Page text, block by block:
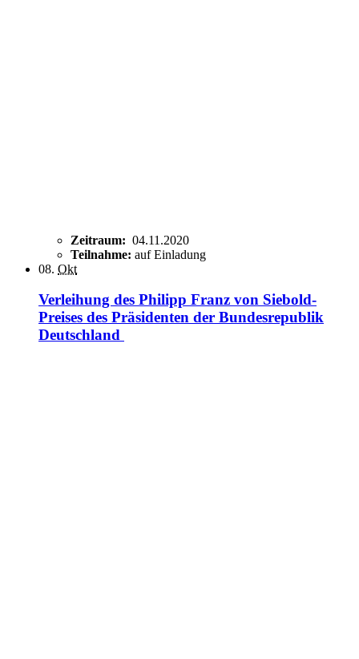
Zeitraum: 04.11.2020
Teilnahme: auf Einladung
08. Okt
Verleihung des Philipp Franz von Siebold-
Preises des Präsidenten der Bundesrepublik
Deutschland